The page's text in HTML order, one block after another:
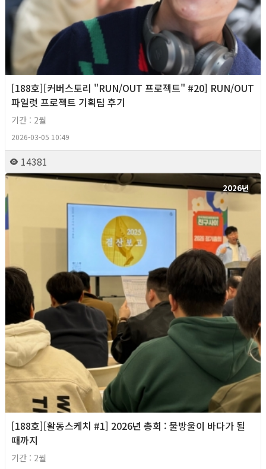
[188호][커버스토리 "RUN/OUT 프로젝트" #20] RUN/OUT
파일럿 프로젝트 기획팀 후기
기간 : 2월
2026-03-05 10:49
14381
2026년
[188호][활동스케치 #1] 2026년 총회 : 물방울이 바다가 될
때까지
기간 : 2월